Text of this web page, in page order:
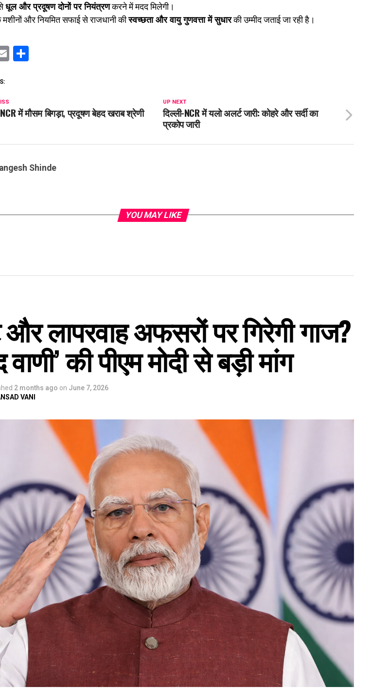
धूल और प्रदूषण दोनों पर नियंत्रणकरने में मदद मिलेगी।
और नियमित सफाई से राजधानी कीस्वच्छता और वायु गुणवत्ता में सुधारकी उम्मीद जताई जा रही है।
Email
UP NEXT
दिल्ली-NCR में यलो अलर्ट जारी: कोहरे और सर्दी का
प्रकोप जारी
में मौसम बिगड़ा, प्रदूषण बेहद खराब श्रेणी
Shinde
YOU MAY LIKE
लापरवाह अफसरों पर गिरेगी गाज?
की पीएम मोदी से बड़ी मांग
2 months ago on June 7, 2026
VANI